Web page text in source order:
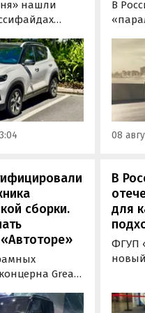
нашли
Kia Sonet. Это
Seltos, а
в основном из
автомобили
растаможкой и
для
в ГАИ.
В
Азии.
08
сборки.
Great
заводе
В
для
ФГУП